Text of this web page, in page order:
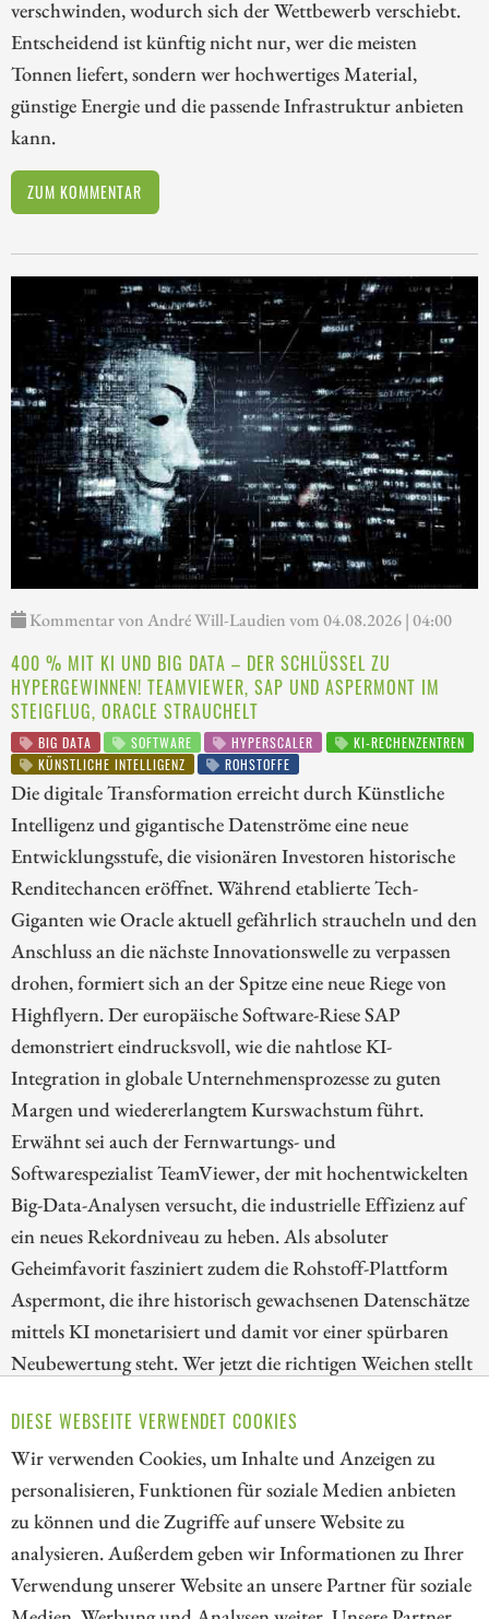
DIESE WEBSEITE VERWENDET COOKIES
Wir verwenden Cookies, um Inhalte und Anzeigen zu
personalisieren, Funktionen für soziale Medien anbieten
zu können und die Zugriffe auf unsere Website zu
analysieren. Außerdem geben wir Informationen zu Ihrer
Verwendung unserer Website an unsere Partner für soziale
verschwinden, wodurch sich der Wettbewerb verschiebt.
Entscheidend ist künftig nicht nur, wer die meisten
Tonnen liefert, sondern wer hochwertiges Material,
günstige Energie und die passende Infrastruktur anbieten
kann.
ZUM KOMMENTAR
Kommentar von André Will-Laudien vom 04.08.2026 | 04:00
400 % MIT KI UND BIG DATA – DER SCHLÜSSEL ZU
HYPERGEWINNEN! TEAMVIEWER, SAP UND ASPERMONT IM
STEIGFLUG, ORACLE STRAUCHELT
BIG DATA SOFTWARE HYPERSCALER
KI-RECHENZENTREN
KÜNSTLICHE INTELLIGENZ
ROHSTOFFE
Die digitale Transformation erreicht durch Künstliche
Intelligenz und gigantische Datenströme eine neue
Entwicklungsstufe, die visionären Investoren historische
Renditechancen eröffnet. Während etablierte Tech-
Giganten wie Oracle aktuell gefährlich straucheln und den
Anschluss an die nächste Innovationswelle zu verpassen
drohen, formiert sich an der Spitze eine neue Riege von
Highflyern. Der europäische Software-Riese SAP
demonstriert eindrucksvoll, wie die nahtlose KI-
Integration in globale Unternehmensprozesse zu guten
Margen und wiedererlangtem Kurswachstum führt.
Erwähnt sei auch der Fernwartungs- und
Softwarespezialist TeamViewer, der mit hochentwickelten
Big-Data-Analysen versucht, die industrielle Effizienz auf
ein neues Rekordniveau zu heben. Als absoluter
Geheimfavorit fasziniert zudem die Rohstoff-Plattform
Aspermont, die ihre historisch gewachsenen Datenschätze
mittels KI monetarisiert und damit vor einer spürbaren
Neubewertung steht. Wer jetzt die richtigen Weichen stellt
niedrigen Einstieg zu interessanten Turnaround-
Kandidaten. Der Schlüssel liegt im richtigen Timing.
ZUM KOMMENTAR